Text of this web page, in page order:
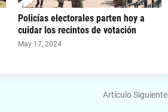
Policías electorales parten hoy a
cuidar los recintos de votación
May 17, 2024
Artículo Siguiente